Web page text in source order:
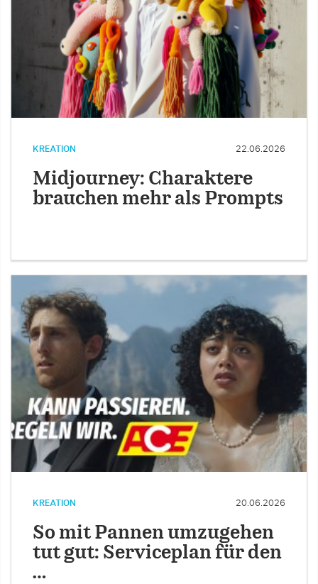
KREATION 22.06.2026
Midjourney: Charaktere
brauchen mehr als Prompts
KREATION 20.06.2026
So mit Pannen umzugehen
tut gut: Serviceplan für den
…